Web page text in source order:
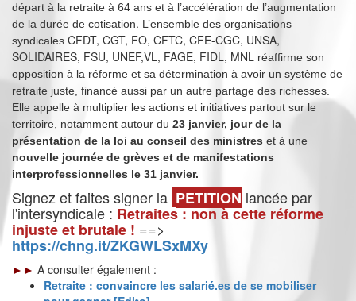
départ à la retraite à 64 ans et à l’accélération de l’augmentation
de la durée de cotisation. L’ensemble des organisations
syndicales CFDT, CGT, FO, CFTC, CFE-CGC, UNSA,
SOLIDAIRES, FSU, UNEF,VL, FAGE, FIDL, MNL réaffirme son
opposition à la réforme et sa détermination à avoir un système de
retraite juste, financé aussi par un autre partage des richesses.
Elle appelle à multiplier les actions et initiatives partout sur le
territoire, notamment autour du 23 janvier, jour de la
présentation de la loi au conseil des ministres et à une
nouvelle journée de grèves et de manifestations
interprofessionnelles le 31 janvier.
Signez et faites signer la PETITION lancée par
l'intersyndicale : Retraites : non à cette réforme
injuste et brutale ! ==>
https://chng.it/ZKGWLSxMXy
►► A consulter également :
Retraite : convaincre les salarié.es de se mobiliser